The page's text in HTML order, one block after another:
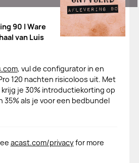
90 | Ware
van Luis
, vul de configurator in en
120 nachten risicoloos uit. Met
krijg je 30% introductiekorting op
35% als je voor een bedbundel
acast.com/privacyfor more